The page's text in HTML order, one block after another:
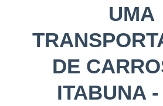
UMA
DE
ITABUNA